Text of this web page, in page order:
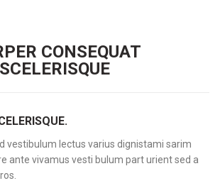
CONSEQUAT
vestibulum lectus varius dignistami sarim
ante vivamus vesti bulum part urient sed a